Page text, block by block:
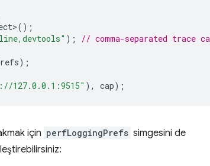
>();
);
// comma-separated trace
);
127.0.0.1:9515" ), cap);
için perfLoggingPrefs simgesini de